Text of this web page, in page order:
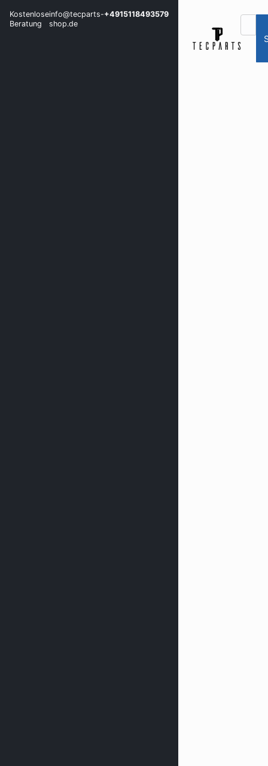
Kostenlose
Beratung
info@tecparts-
shop.de
+4915118493579